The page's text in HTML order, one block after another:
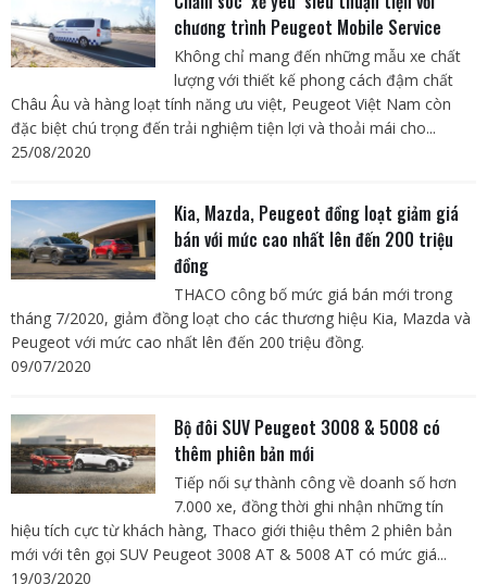
chương trình Peugeot Mobile Service
Không chỉ mang đến những mẫu xe chất
lượng với thiết kế phong cách đậm chất
Châu Âu và hàng loạt tính năng ưu việt, Peugeot Việt Nam còn
đặc biệt chú trọng đến trải nghiệm tiện lợi và thoải mái cho...
25/08/2020
Kia, Mazda, Peugeot đồng loạt giảm giá
bán với mức cao nhất lên đến 200 triệu
đồng
THACO công bố mức giá bán mới trong
tháng 7/2020, giảm đồng loạt cho các thương hiệu Kia, Mazda và
Peugeot với mức cao nhất lên đến 200 triệu đồng.
09/07/2020
Bộ đôi SUV Peugeot 3008 & 5008 có
thêm phiên bản mới
Tiếp nối sự thành công về doanh số hơn
7.000 xe, đồng thời ghi nhận những tín
hiệu tích cực từ khách hàng, Thaco giới thiệu thêm 2 phiên bản
mới với tên gọi SUV Peugeot 3008 AT & 5008 AT có mức giá...
19/03/2020